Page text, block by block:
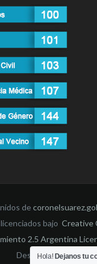
de
licenciados bajo Creative
2.5 Argentina
Desarrollado por la
Hola! Dejanos tu